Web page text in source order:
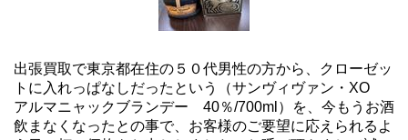
出張買取で東京都在住の５０代男性の方から、クローゼッ
トに入れっぱなしだったという（サンヴィヴァン・XO
アルマニャックブランデー 40％/700ml）を、今もうお酒
飲まなくなったとの事で、お客様のご要望に応えられるよ